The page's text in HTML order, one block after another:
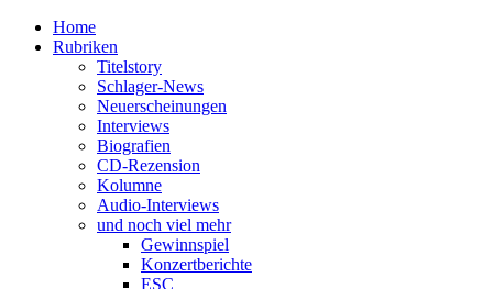
Home
Rubriken
Titelstory
Schlager-News
Neuerscheinungen
Interviews
Biografien
CD-Rezension
Kolumne
Audio-Interviews
und noch viel mehr
Gewinnspiel
Konzertberichte
ESC